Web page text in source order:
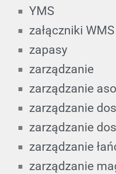
YMS
załączniki WMS
zapasy
zarządzanie
zarządzanie
zarządzanie
zarządzanie
zarządzanie
zarządzanie